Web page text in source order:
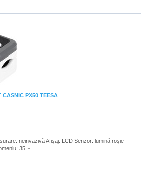
CASNIC PX50 TEESA
neinvazivă Afișaj: LCD Senzor: lumină roșie
35 ~ ...